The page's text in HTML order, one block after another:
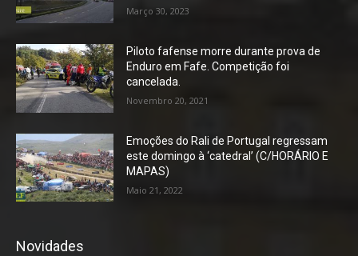
Março 30, 2023
Piloto fafense morre durante prova de
Enduro em Fafe. Competição foi
cancelada.
Novembro 20, 2021
Emoções do Rali de Portugal regressam
este domingo à ‘catedral’ (C/HORÁRIO E
MAPAS)
Maio 21, 2022
Novidades